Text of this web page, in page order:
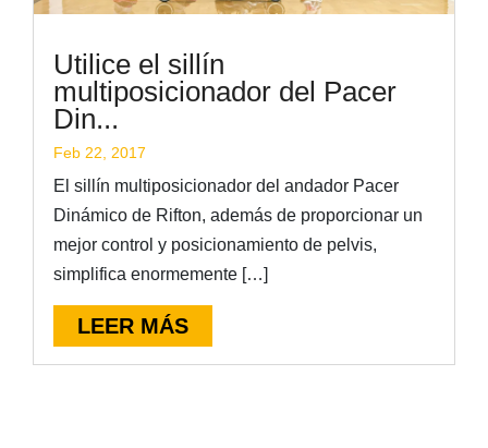
Utilice el sillín
multiposicionador del Pacer
Din...
Feb 22, 2017
El sillín multiposicionador del andador Pacer
Dinámico de Rifton, además de proporcionar un
mejor control y posicionamiento de pelvis,
simplifica enormemente […]
LEER MÁS